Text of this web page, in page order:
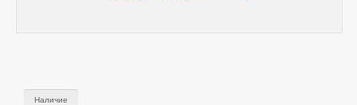
Наличие